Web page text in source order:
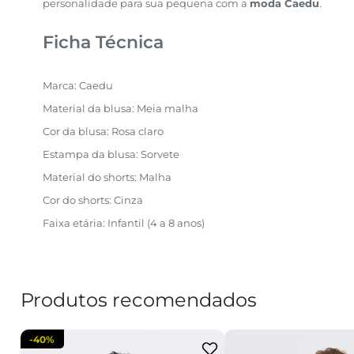
personalidade para sua pequena com a moda Caedu.
Ficha Técnica
Marca: Caedu
Material da blusa: Meia malha
Cor da blusa: Rosa claro
Estampa da blusa: Sorvete
Material do shorts: Malha
Cor do shorts: Cinza
Faixa etária: Infantil (4 a 8 anos)
Produtos recomendados
-40%